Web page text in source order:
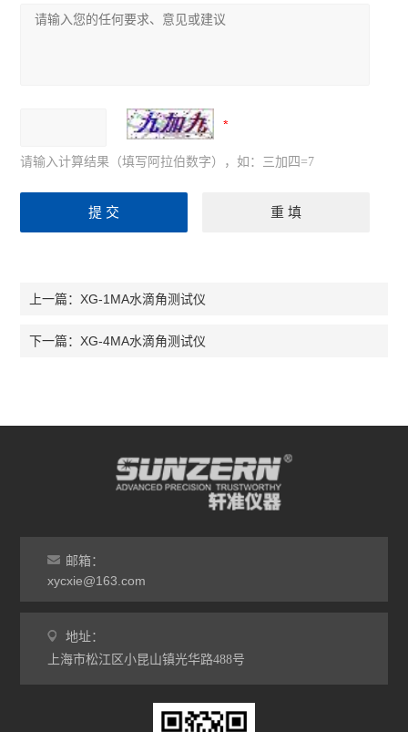
请输入计算结果（填写阿拉伯数字），如：三加四=7
上一篇：XG-1MA水滴角测试仪
下一篇：XG-4MA水滴角测试仪
邮箱：
xycxie@163.com
地址：
上海市松江区小昆山镇光华路488号